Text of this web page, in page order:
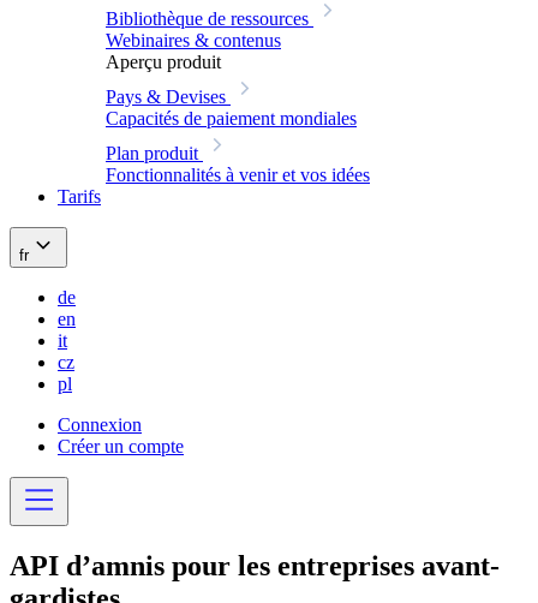
Bibliothèque de ressources
Webinaires & contenus
Aperçu produit
Pays & Devises
Capacités de paiement mondiales
Plan produit
Fonctionnalités à venir et vos idées
Tarifs
fr
de
en
it
cz
pl
Connexion
Créer un compte
API d’amnis pour les entreprises avant-